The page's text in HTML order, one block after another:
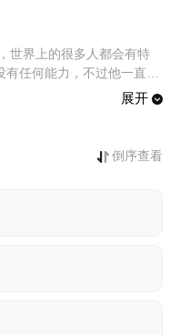
世界上的很多人都会有特
任何能力，不过他一直心
展开
倒序查看